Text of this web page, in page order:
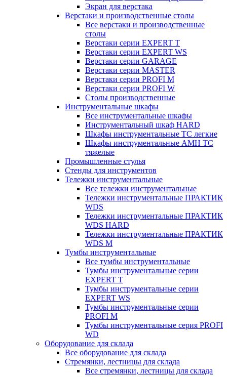
Экран для верстака
Верстаки и производственные столы
Все верстаки и производственные
столы
Верстаки серии EXPERT T
Верстаки серии EXPERT WS
Верстаки серии GARAGE
Верстаки серии MASTER
Верстаки серии PROFI M
Верстаки серии PROFI W
Столы производственные
Инструментальные шкафы
Все инструментальные шкафы
Инструментальный шкаф HARD
Шкафы инструментальные ТС легкие
Шкафы инструментальные AMH TC
тяжелые
Промышленные стулья
Стенды для инструментов
Тележки инструментальные
Все тележки инструментальные
Тележки инструментальные ПРАКТИК
WDS
Тележки инструментальные ПРАКТИК
WDS HARD
Тележки инструментальные ПРАКТИК
WDS M
Тумбы инструментальные
Все тумбы инструментальные
Тумбы инструментальные серии
EXPERT T
Тумбы инструментальные серии
EXPERT WS
Тумбы инструментальные серии
PROFI M
Тумбы инструментальные серия PROFI
WD
Оборудование для склада
Все оборудование для склада
Стремянки, лестницы для склада
Все стремянки, лестницы для склада